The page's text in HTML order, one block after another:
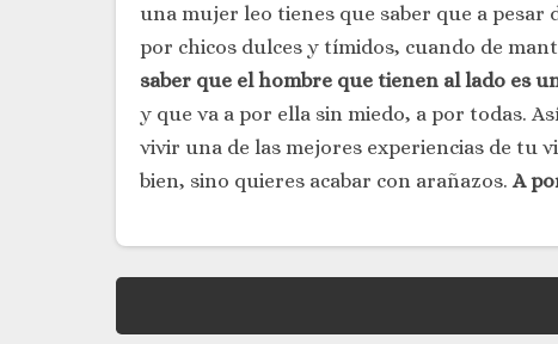
una mujer leo tienes que saber que a pesar
por chicos dulces y tímidos, cuando de
saber que el hombre que tienen al lado es
y que va a por ella sin miedo, a por todas.
vivir una de las mejores experiencias de tu
bien, sino quieres acabar con arañazos. A